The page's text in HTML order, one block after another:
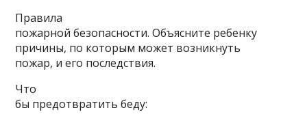
Правила
пожарной безопасности. Объясните ребенку
причины, по которым может возникнуть
пожар, и его последствия.
Что
бы предотвратить беду: